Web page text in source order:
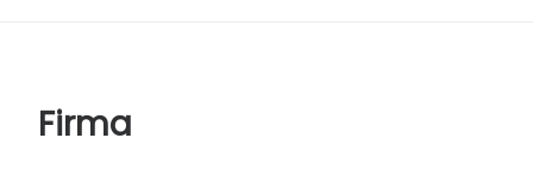
Firma